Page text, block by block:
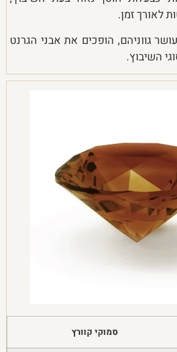
לאורך זמן.
גווניהם, הופכים את אבני הגרנט
השיבוץ.
סמוקי קוורץ